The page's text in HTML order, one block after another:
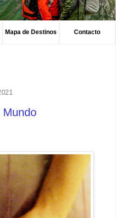
Mapa de Destinos Contacto
Mundo